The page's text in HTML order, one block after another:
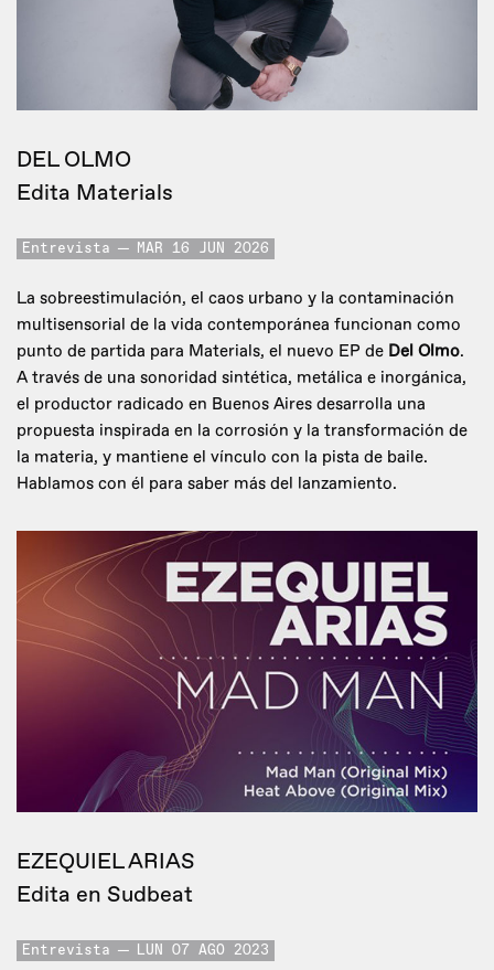
DEL OLMO
Edita Materials
Entrevista MAR 16 JUN 2026
La sobreestimulación, el caos urbano y la contaminación
multisensorial de la vida contemporánea funcionan como
punto de partida para Materials, el nuevo EP de Del Olmo.
A través de una sonoridad sintética, metálica e inorgánica,
el productor radicado en Buenos Aires desarrolla una
propuesta inspirada en la corrosión y la transformación de
la materia, y mantiene el vínculo con la pista de baile.
Hablamos con él para saber más del lanzamiento.
EZEQUIEL ARIAS
Edita en Sudbeat
Entrevista LUN 07 AGO 2023